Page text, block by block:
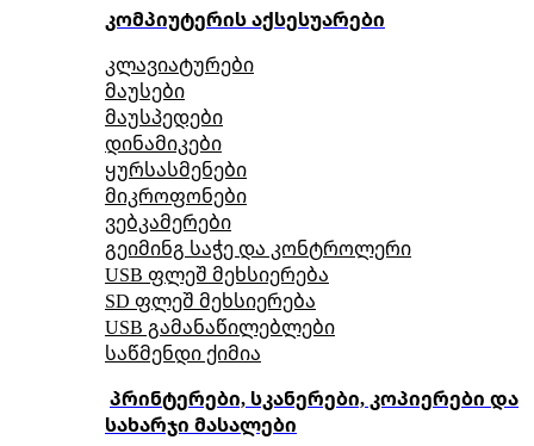
კომპიუტერის აქსესუარები
კლავიატურები
მაუსები
მაუსპედები
დინამიკები
ყურსასმენები
მიკროფონები
ვებკამერები
გეიმინგ საჭე და კონტროლერი
USB ფლეშ მეხსიერება
SD ფლეშ მეხსიერება
USB გამანაწილებლები
საწმენდი ქიმია
პრინტერები, სკანერები, კოპიერები და
სახარჯი მასალები